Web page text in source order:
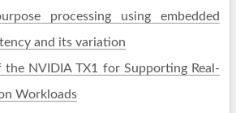
processing using embedded
and its variation
the NVIDIA TX1 for Supporting Real-
Workloads